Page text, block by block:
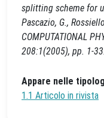
splitting scheme for
Pascazio, G.,
COMPUTATIONAL
208:1(2005), pp. 1-
Appare nelle
1.1 Articolo in rivista